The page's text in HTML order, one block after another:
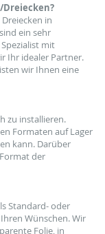
Dreiecken?
Dreiecken in
ein sehr
Spezialist mit
Ihr idealer Partner.
wir Ihnen eine
zu installieren.
Formaten aufLager
kann. Darüber
Formatder
Standard- oder
Wünschen.Wir
Folie, in